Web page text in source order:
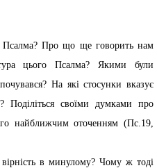
Про що ще говорить нам
цього Псалма? Якими були
На які стосунки вказує
Поділіться своїми думками про
найближчим оточенням (Пс.19,
в минулому? Чому ж тоді